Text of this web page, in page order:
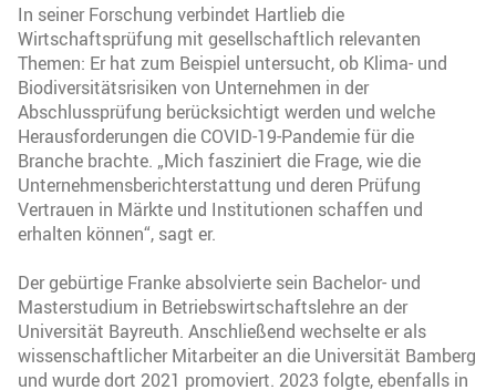
In seiner Forschung verbindet Hartlieb die
Wirtschaftsprüfung mit gesellschaftlich relevanten
Themen: Er hat zum Beispiel untersucht, ob Klima- und
Biodiversitätsrisiken von Unternehmen in der
Abschlussprüfung berücksichtigt werden und welche
Herausforderungen die COVID-19-Pandemie für die
Branche brachte. „Mich fasziniert die Frage, wie die
Unternehmensberichterstattung und deren Prüfung
Vertrauen in Märkte und Institutionen schaffen und
erhalten können“, sagt er.
Der gebürtige Franke absolvierte sein Bachelor- und
Masterstudium in Betriebswirtschaftslehre an der
Universität Bayreuth. Anschließend wechselte er als
wissenschaftlicher Mitarbeiter an die Universität Bamberg
und wurde dort 2021 promoviert. 2023 folgte, ebenfalls in